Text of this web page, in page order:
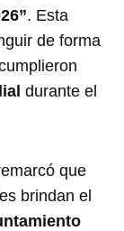
. Esta
de forma
durante el
que
brindan el